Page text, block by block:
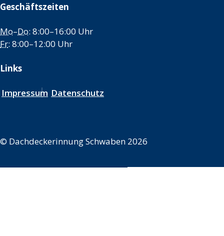
Geschäftszeiten
Mo–Do: 8:00–16:00 Uhr
Fr: 8:00–12:00 Uhr
Links
Impressum Datenschutz
© Dachdeckerinnung Schwaben 2026